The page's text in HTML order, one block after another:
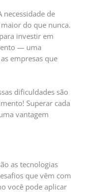
necessidade de
do que nunca.
investir em
— uma
empresas que
dificuldades são
Superar cada
vantagem
as tecnologias
que vêm com
você pode aplicar